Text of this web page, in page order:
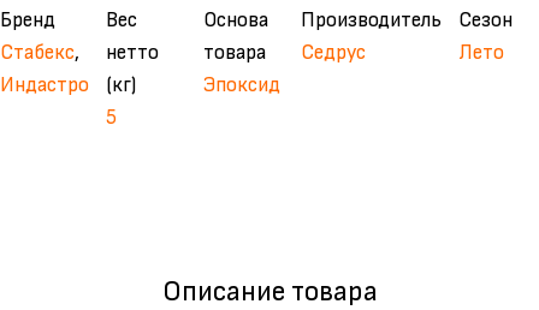
Описание товара
Бренд
Стабекс,
Индастро
Вес
нетто
(кг)
5
Основа
товара
Эпоксид
Производитель
Седрус
Сезон
Лето